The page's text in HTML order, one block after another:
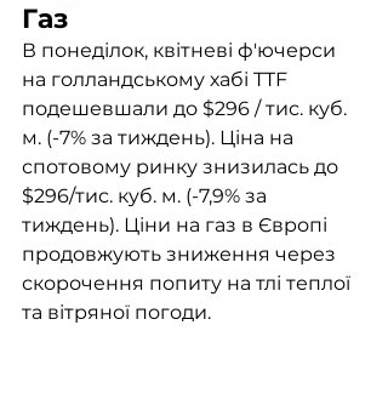
Газ
В понеділок, квітневі ф'ючерси
на голландському хабі TTF
подешевшали до $296 / тис. куб.
м. (-7% за тиждень). Ціна на
спотовому ринку знизилась до
$296/тис. куб. м. (-7,9% за
тиждень). Ціни на газ в Європі
продовжують зниження через
скорочення попиту на тлі теплої
та вітряної погоди.